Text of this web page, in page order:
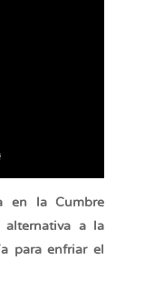
en la Cumbre
a la
para enfriar el